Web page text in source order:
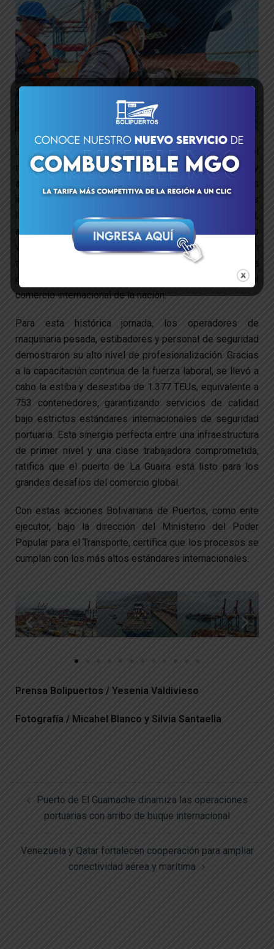
La robusta infraestructura del puerto de La Guaira es el
reflejo de un proceso constante de modernización y
adecuación de su zona primaria. Gracias a estas
inversiones estructurales, el puerto ha dejado atrás las
limitaciones del pasado para recibir con total seguridad,
a barcos modernos capaces de transportar un alto
volumen de contenedores. Esta transformación
respaldada por tecnología de punta y grúas de última
generación, maximiza la eficiencia logística y dinamiza el
comercio internacional de la nación.
Para esta histórica jornada, los operadores de
maquinaria pesada, estibadores y personal de seguridad
demostraron su alto nivel de profesionalización. Gracias
a la capacitación continua de la fuerza laboral, se llevó a
cabo la estiba y desestiba de 1.377 TEUs, equivalente a
753 contenedores, garantizando servicios de calidad
bajo estrictos estándares internacionales de seguridad
portuaria. Esta sinergia perfecta entre una infraestructura
de primer nivel y una clase trabajadora comprometida,
ratifica que el puerto de La Guaira está listo para los
grandes desafíos del comercio global.
Con estas acciones Bolivariana de Puertos, como ente
ejecutor, bajo la dirección del Ministerio del Poder
Popular para el Transporte, certifica que los procesos se
cumplan con los más altos estándares internacionales.
Prensa Bolipuertos / Yesenia Valdivieso
Fotografía / Micahel Blanco y Silvia Santaella
Puerto de El Guamache dinamiza las operaciones
portuarias con arribo de buque internacional
Venezuela y Qatar fortalecen cooperación para ampliar
conectividad aérea y marítima